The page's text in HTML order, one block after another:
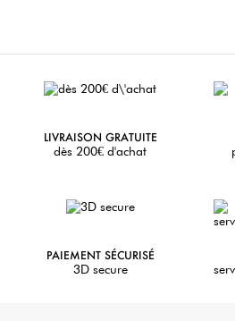
LIVRAISON GRATUITE
dès 200€ d'achat
PAIEMENT SÉCURISÉ
3D secure